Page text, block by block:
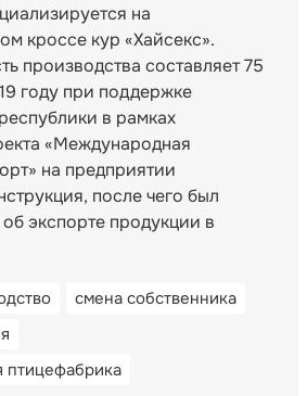
на
кроссе кур «Хайсекс».
производства составляет 75
году при поддержке
в рамках
«Международная
на предприятии
после чего был
экспорте продукции в
смена собственника
птицефабрика